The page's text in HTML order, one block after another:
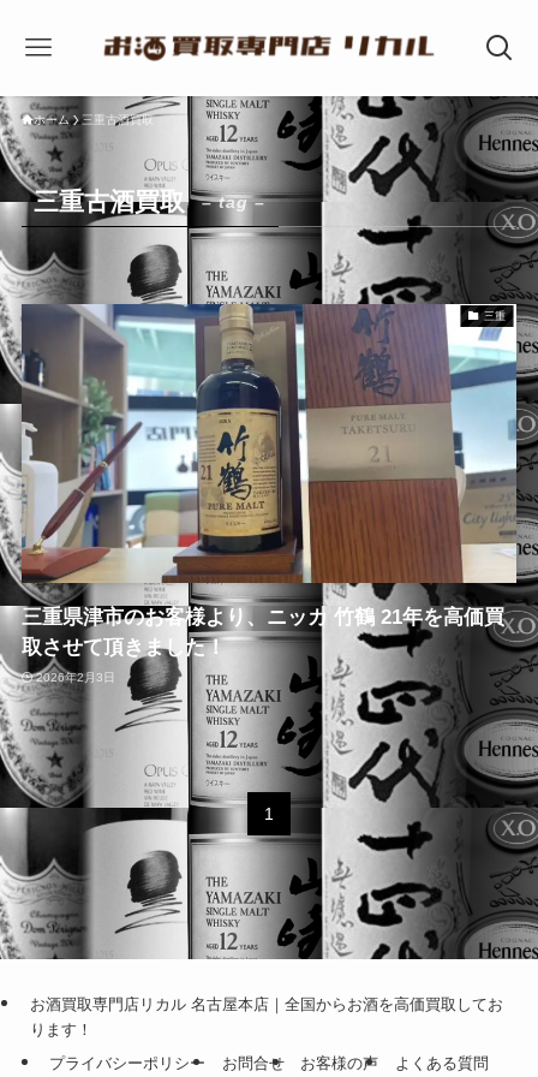
ホーム 三重古酒買取
三重古酒買取 – tag –
三重
三重県津市のお客様より、ニッカ 竹鶴 21年を高価買
取させて頂きました！
2026年2月3日
1
お酒買取専門店リカル 名古屋本店｜全国からお酒を高価買取してお
ります！
プライバシーポリシー
お問合せ お客様の声 よくある質問